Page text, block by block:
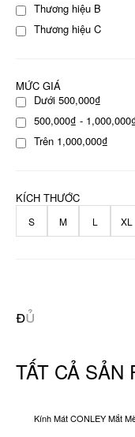
Thương hiệu B
Thương hiệu C
MỨC GIÁ
Dưới 500,000₫
500,000₫ -
Trên 1,000,000₫
KÍCH THƯỚC
S M L XL
TẤT CẢ SẢN
Kính Mát CONLEY Mắt